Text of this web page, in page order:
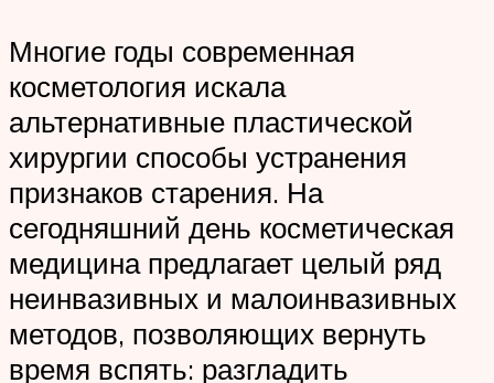
Многие годы современная
косметология искала
альтернативные пластической
хирургии способы устранения
признаков старения. На
сегодняшний день косметическая
медицина предлагает целый ряд
неинвазивных и малоинвазивных
методов, позволяющих вернуть
время вспять: разгладить